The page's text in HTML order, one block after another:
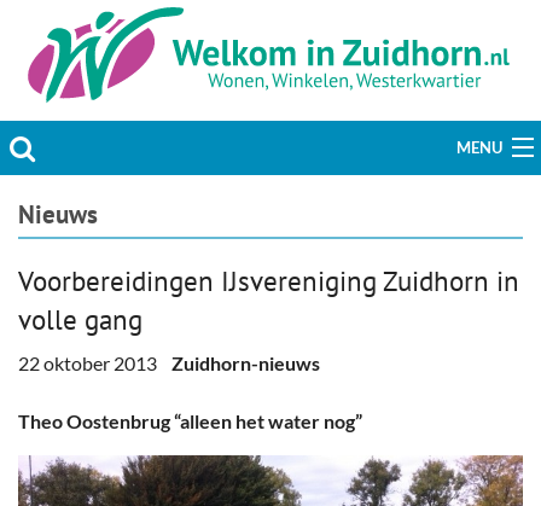
MENU
Actueel
Welzijn & Maatschappij
Bedrijven
Prikbord & Aanbiedingen
Plaats bericht
Nieuws
Voorbereidingen IJsvereniging Zuidhorn in
volle gang
22 oktober 2013 Zuidhorn-nieuws
Theo Oostenbrug “alleen het water nog”